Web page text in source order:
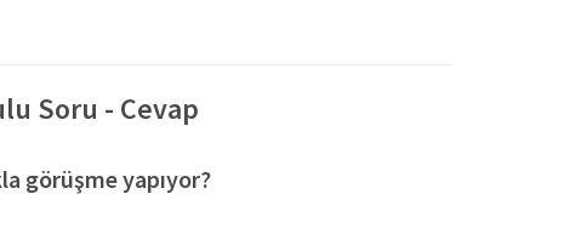
Soru - Cevap
görüşme yapıyor?